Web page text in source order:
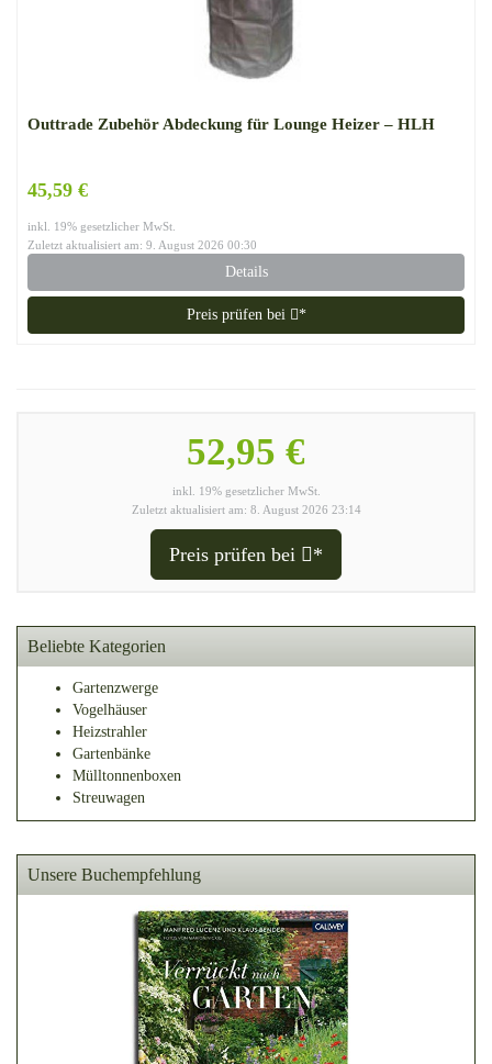
Outtrade Zubehör Abdeckung für Lounge Heizer – HLH
45,59 €
inkl. 19% gesetzlicher MwSt.
Zuletzt aktualisiert am: 9. August 2026 00:30
Details
Preis prüfen bei *
52,95 €
inkl. 19% gesetzlicher MwSt.
Zuletzt aktualisiert am: 8. August 2026 23:14
Preis prüfen bei *
Beliebte Kategorien
Gartenzwerge
Vogelhäuser
Heizstrahler
Gartenbänke
Mülltonnenboxen
Streuwagen
Unsere Buchempfehlung